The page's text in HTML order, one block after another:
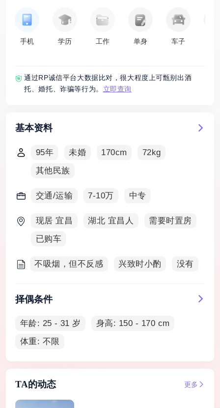
手机 学历 工作 单身 车子
通过RP诚信平台大数据比对，很大程度上可甑别出酒
托、婚托、诈骗等行为。 立即查询
基本资料
95年 未婚 170cm
72kg
其他民族
交通/运输 7-10万 中专
现居 宜昌 湖北 宜昌人
需要时置房
已购车
不吸烟，但不反感 兴致时小酌 没有
择偶条件
年龄: 25 - 31 岁
身高: 150 - 170 cm
体重: 不限
TA的动态 更多